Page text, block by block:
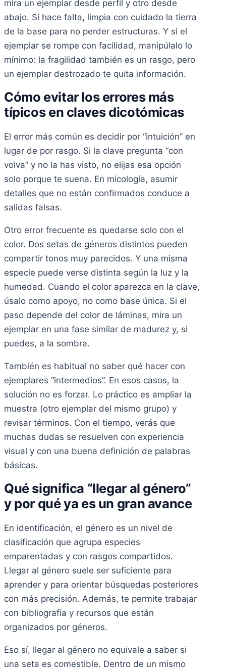
mira un ejemplar desde perfil y otro desde
abajo. Si hace falta, limpia con cuidado la tierra
de la base para no perder estructuras. Y si el
ejemplar se rompe con facilidad, manipúlalo lo
mínimo: la fragilidad también es un rasgo, pero
un ejemplar destrozado te quita información.
Cómo evitar los errores más
típicos en claves dicotómicas
El error más común es decidir por “intuición” en
lugar de por rasgo. Si la clave pregunta “con
volva” y no la has visto, no elijas esa opción
solo porque te suena. En micología, asumir
detalles que no están confirmados conduce a
salidas falsas.
Otro error frecuente es quedarse solo con el
color. Dos setas de géneros distintos pueden
compartir tonos muy parecidos. Y una misma
especie puede verse distinta según la luz y la
humedad. Cuando el color aparezca en la clave,
úsalo como apoyo, no como base única. Si el
paso depende del color de láminas, mira un
ejemplar en una fase similar de madurez y, si
puedes, a la sombra.
También es habitual no saber qué hacer con
ejemplares “intermedios”. En esos casos, la
solución no es forzar. Lo práctico es ampliar la
muestra (otro ejemplar del mismo grupo) y
revisar términos. Con el tiempo, verás que
muchas dudas se resuelven con experiencia
visual y con una buena definición de palabras
básicas.
Qué significa “llegar al género”
y por qué ya es un gran avance
En identificación, el género es un nivel de
clasificación que agrupa especies
emparentadas y con rasgos compartidos.
Llegar al género suele ser suficiente para
aprender y para orientar búsquedas posteriores
con más precisión. Además, te permite trabajar
con bibliografía y recursos que están
organizados por géneros.
Eso sí, llegar al género no equivale a saber si
una seta es comestible. Dentro de un mismo